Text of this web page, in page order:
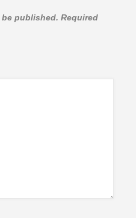
published. Required